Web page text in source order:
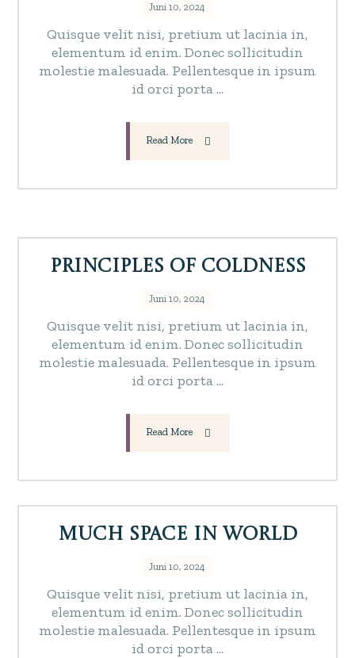
Juni 10, 2024
Quisque velit nisi, pretium ut lacinia in,
elementum id enim. Donec sollicitudin
molestie malesuada. Pellentesque in ipsum
id orci porta ...
Read More
Principles of Coldness
Juni 10, 2024
Quisque velit nisi, pretium ut lacinia in,
elementum id enim. Donec sollicitudin
molestie malesuada. Pellentesque in ipsum
id orci porta ...
Read More
Much Space in World
Juni 10, 2024
Quisque velit nisi, pretium ut lacinia in,
elementum id enim. Donec sollicitudin
molestie malesuada. Pellentesque in ipsum
id orci porta ...